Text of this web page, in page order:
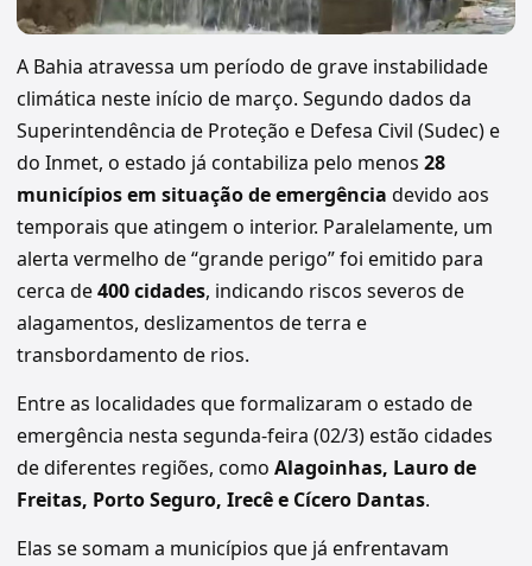
A Bahia atravessa um período de grave instabilidade
climática neste início de março. Segundo dados da
Superintendência de Proteção e Defesa Civil (Sudec) e
do Inmet, o estado já contabiliza pelo menos 28
municípios em situação de emergência devido aos
temporais que atingem o interior. Paralelamente, um
alerta vermelho de “grande perigo” foi emitido para
cerca de400 cidades, indicando riscos severos de
alagamentos, deslizamentos de terra e
transbordamento de rios.
Entre as localidades que formalizaram o estado de
emergência nesta segunda-feira (02/3) estão cidades
de diferentes regiões, como Alagoinhas, Lauro de
Freitas, Porto Seguro, Irecê e Cícero Dantas.
Elas se somam a municípios que já enfrentavam